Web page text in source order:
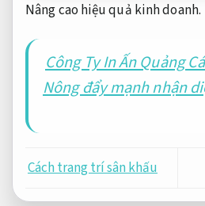
Nâng cao hiệu quả kinh doanh.
Công Ty In Ấn Quảng
Nông đẩy mạnh nhận
Cách trang trí sân khấu